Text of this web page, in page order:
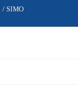
/ SIMO